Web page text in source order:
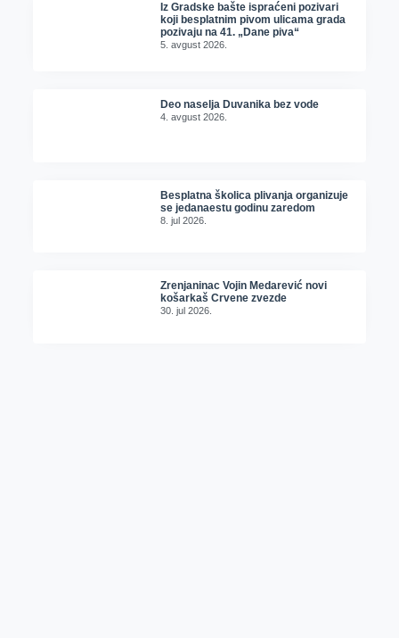
Iz Gradske bašte ispraćeni pozivari
koji besplatnim pivom ulicama grada
pozivaju na 41. „Dane piva“
5. avgust 2026.
Deo naselja Duvanika bez vode
4. avgust 2026.
Besplatna školica plivanja organizuje
se jedanaestu godinu zaredom
8. jul 2026.
Zrenjaninac Vojin Medarević novi
košarkaš Crvene zvezde
30. jul 2026.